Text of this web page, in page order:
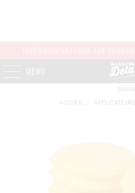
ACCUEIL
APPLICATEURS